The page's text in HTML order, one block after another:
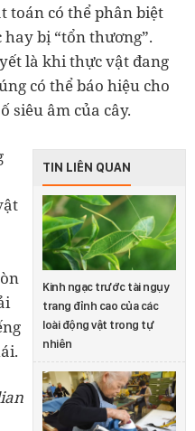
toán có thể phân biệt
bị “tổn thương”.
là khi thực vật đang
có thể báo hiệu cho
siêu âm của cây.
TIN LIÊN QUAN
Kinh ngạc trước tài ngụy
trang đỉnh cao của các
loài động vật trong tự
nhiên